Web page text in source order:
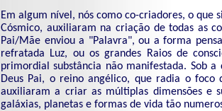
Em algum nível, nós como co-criadores, o que
Cósmico, auxiliaram na criação de todas as
Pai/Mãe enviou a "Palavra", ou a forma
refratada Luz, ou os grandes Raios de
primordial substância não manifestada. Sob
Deus Pai, o reino angélico, que radia o foco
auxiliaram a criar as múltiplas dimensões e
galáxias, planetas e formas de vida tão